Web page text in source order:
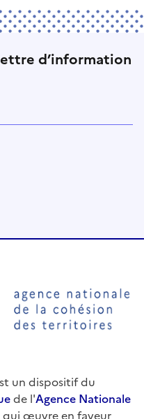
d’information
un dispositif du
de l'Agence Nationale
qui œuvre en faveur